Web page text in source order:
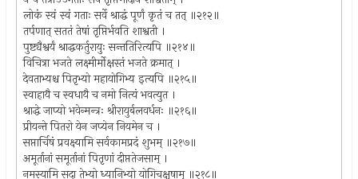
लोकं स्वं स्वं गताः सर्वे श्राद्धं पूर्णं कृतं च तत् ॥२१२॥
तर्पणात् सततं तेषां तृप्तिर्भवति शाश्वती ।
पुष्ट्यैश्वर्यं श्राद्धकर्तुरायुः सन्ततिरित्यपि ॥२१४॥
विचित्रा भजते लक्ष्मीर्मोक्षस्तं भजते क्रमात् ।
देवताभ्यश्च पितृभ्यो महायोगिभ्य इत्यपि ॥२१५॥
स्वाहायै च स्वधायै च नमो नित्यं भवत्युत ।
श्राद्धे जाप्यो भवेन्मन्त्रः श्रीरायुर्बलवर्धनः ॥२१६॥
प्रीयन्ते पितरो येन जप्येन नियमेन च ।
सप्तार्चिषं प्रवक्ष्यामि सर्वकामप्रदं शुभम् ॥२१७॥
अमूर्तानां समूर्तानां पितृणां दीप्ततेजसाम् ।
नमस्यामि सदा तेभ्यो ध्यानिभ्यो योगिचक्षुषाम् ॥२१८॥